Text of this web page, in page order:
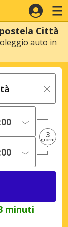
Città
auto in
3
giorni
minuti